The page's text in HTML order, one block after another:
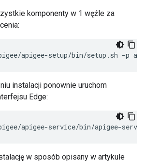
komponenty w 1 węźle za
apigee-setup/bin/setup.sh -p
instalacji ponownie uruchom
Edge:
apigee-service/bin/apigee-
w sposób opisany w artykule